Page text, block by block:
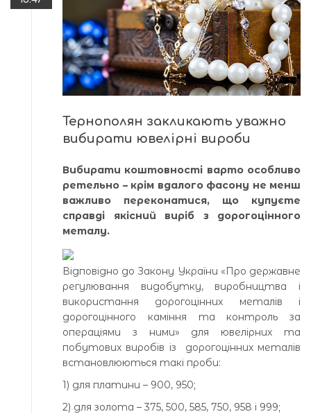
Тернополян закликають уважно
вибирати ювелірні вироби
Вибирати коштовності варто особливо
ретельно – крім вдалого фасону не менш
важливо переконатися, що купуєте
справді якісний виріб з дорогоцінного
металу.
Відповідно до Закону України «Про державне
регулювання видобутку, виробництва і
використання дорогоцінних металів і
дорогоцінного каміння та контроль за
операціями з ними» для ювелірних та
побутових виробів із дорогоцінних металів
встановлюються такі проби:
1) для платини – 900, 950;
2) для золота – 375, 500, 585, 750, 958 і 999;